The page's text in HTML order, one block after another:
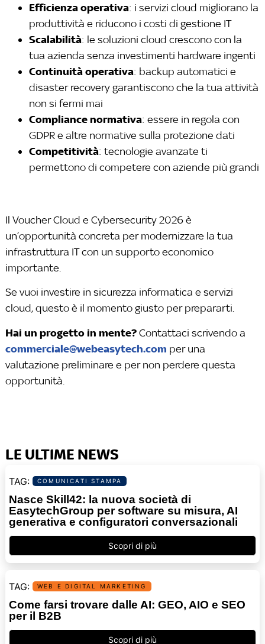
Efficienza operativa: i servizi cloud migliorano la
produttività e riducono i costi di gestione IT
Scalabilità: le soluzioni cloud crescono con la
tua azienda senza investimenti hardware ingenti
Continuità operativa: backup automatici e
disaster recovery garantiscono che la tua attività
non si fermi mai
Compliance normativa: essere in regola con
GDPR e altre normative sulla protezione dati
Competitività: tecnologie avanzate ti
permettono di competere con aziende più grandi
Il Voucher Cloud e Cybersecurity 2026 è
un’opportunità concreta per modernizzare la tua
infrastruttura IT con un supporto economico
importante.
Se vuoi investire in sicurezza informatica e servizi
cloud, questo è il momento giusto per prepararti.
Hai un progetto in mente?Contattaci scrivendo a
commerciale@webeasytech.com per una
valutazione preliminare e per non perdere questa
opportunità.
LE ULTIME NEWS
COMUNICATI STAMPA
Nasce Skill42: la nuova società di
EasytechGroup per software su misura, AI
generativa e configuratori conversazionali
Scopri di più
WEB E DIGITAL MARKETING
Come farsi trovare dalle AI: GEO, AIO e SEO
per il B2B
Scopri di più